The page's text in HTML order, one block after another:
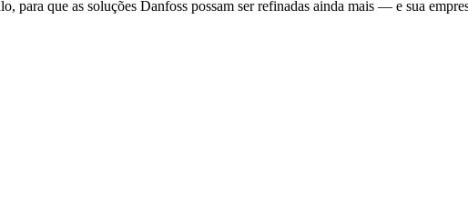
para que as soluções Danfoss possam ser refinadas ainda mais — e sua